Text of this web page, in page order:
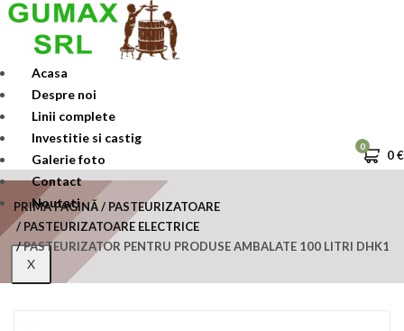
Skip
content
Acasa
Despre noi
Linii complete
Investitie si castig
Galerie foto
Contact
Noutati
X
0
0€
PRIMA PAGINĂ
PASTEURIZATOARE
PASTEURIZATOARE ELECTRICE
PASTEURIZATOR PENTRU PRODUSE AMBALATE 100 LITRI DHK1